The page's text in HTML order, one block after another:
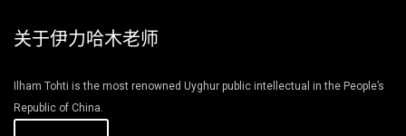
关于伊力哈木老师
Ilham Tohti is the most renowned Uyghur public intellectual in the People’s
Republic of China.